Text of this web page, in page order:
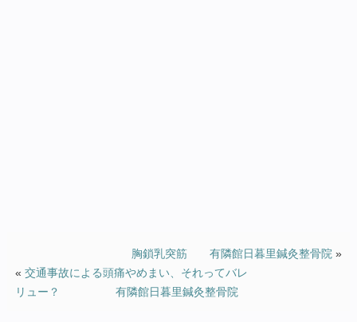
胸鎖乳突筋 有隣館日暮里鍼灸整骨院 »
« 交通事故による頭痛やめまい、それってバレ
リュー？ 有隣館日暮里鍼灸整骨院